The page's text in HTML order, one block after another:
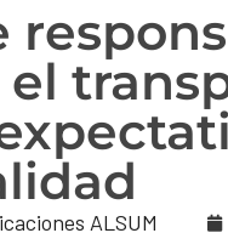
ALSUM